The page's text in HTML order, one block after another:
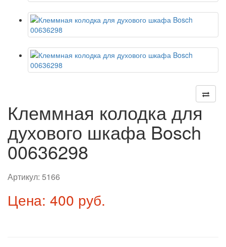
Клеммная колодка для
духового шкафа Bosch
00636298
Артикул: 5166
Цена: 400 руб.